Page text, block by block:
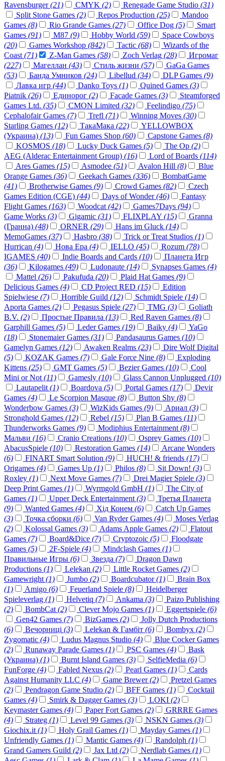
Ravensburger(21) CMYK (2) Renegade Game Studio (31)
Split Stone Games (2) Repos Production (25)
Mandoo
Games (8) Rio Grande Games (27) Office Dog (5)
Smart
Games (91) M87 (9) Hobby World (59)
Space Cowboys
(20)
Games Workshop (842) Tactic (68)
Wizards of the
Coast (71) Z-Man Games (58) Zoch Verlag (28)
Игромаг
(227)
Магеллан (43) Стиль жизни (57)
GaGa Games
(53)
Банда Умников (24) Libellud (34) DLP Games (9)
Лавка игр (44) Danko Toys (1) Quined Games (3)
Piatnik (26) Единорог (2) Facade Games (3)
Steamforged
Games Ltd. (35) CMON Limited (32) Feelindigo (75)
Cephalofair Games (7) Trefl (71) Winning Moves (30)
Starling Games (12) ТакаМака (22)
YELLOWBOX
(Украина) (13) Fun Games Shop (60) Capstone Games (8)
KOSMOS (18) Lucky Duck Games (5) The Op (2)
AEG (Alderac Entertainment Group) (16) Lord of Boards (114)
Ares Games (15) Asmodee (51) Avalon Hill (8)
Blue
Orange Games (36) Geekach Games (336)
BombatGame
(41)
Brotherwise Games (9) Crowd Games (82)
Czech
Games Edition (CGE) (44) Days of Wonder(46)
Fantasy
Flight Games (163) Woodcat (42) Games7Days (94)
Game Works (3) Gigamic (31) FLIXPLAY (15)
Granna
(Гранна) (48) ORNER (29) Hans im Gluck (14)
MemoGames (37) Hasbro (38) Trick or Treat Studios (1)
Hurrican (4) Нова Ера (4) IELLO (45) Rozum (78)
IGAMES (40) Indie Boards and Cards (10)
Планета Игр
(36)
Kilogames (49) Ludonaute (14) Synapses Games (4)
Mattel (26) Pakufuda (20) Plaid Hat Games (9)
Delicious Games (4) CD Project RED (15)
Edition
Spielwiese (7) Horrible Guild (12) Schmidt Spiele (14)
Aporta Games (2) Pegasus Spiele (27) TMG (3)
Goliath
B.V. (2) Простые Правила (13) Red Raven Games (8)
Garphill Games (5) Leder Games (19) Baiky (4)
YaGo
(18)
Stonemaier Games (31) Pandasaurus Games (10)
Gamelyn Games (12) Awaken Realms (23)
Dire Wolf Digital
(5)
KOZAK Games (7) Gale Force Nine (8)
Exploding
Kittens (25) GMT Games (5) Bezier Games (10)
Cool
Mini or Not (11) Gamesly (10) Glass Cannon Unplugged (10)
Lautapelit (1) Boardova (5) Portal Games (17)
Devir
Games (4) Le Scorpion Masque (8) Button Shy (8)
Wonderbow Games (3) WizKids Games (9) Ариал (3)
Stronghold Games (12) Rebel (15) Plan B Games (11)
Thunderworks Games (9) Modiphius Entertainment (8)
Мальви (16) Cranio Creations (10) Osprey Games (10)
AbacusSpiele (10) Restoration Games (14)
Arcane Wonders
(6)
FINART Smart Solution (9) HUCH! & friends (17)
Origames (4) Games Up (1) Philos (8) Sit Down! (3)
Roxley (1) Next Move Games (7) Drei Magier Spiele (3)
Deep Print Games (1) Wyrmgold GmbH (1)
The City of
Games (1) Upper Deck Entertainment (3)
Третья Планета
(9)
Wanted Games (4) Хід Конем (6)
Catch Up Games
(3)
Точка сборки (6) Van Ryder Games (4)
Moses Verlag
(2)
Kolossal Games (3) Adams Apple Games (2)
Flatout
Games (7) Board&Dice (7) Cryptozoic (5)
Floodgate
Games (5) 2F-Spiele (4) Mindclash Games (1)
Правильные Игры (6) Звезда (7)
Dragon Dawn
Productions (1) Lelekan (2) Little Rocket Games (2)
Gamewright (1) Jumbo (2) Boardcubator(1)
Brain Box
(1)
Amigo (6) Feuerland Spiele (8)
Heidelberger
Spieleverlag (1) Helvetiq (7) Ankama (3)
Paizo Publishing
(2)
BombCat (2) Clever Mojo Games (1) Eggertspiele (6)
Gen42 Games (7) BizGames (2)
Jolly Dutch Productions
(6)
Вечорниці (3) Lelekan & Гамбіт (6) Bombyx (2)
Zygomatic (4) Ludus Magnus Studio (4)
Blue Cocker Games
(2)
Runaway Parade Games (1) PSC Games (4)
Bask
(Украина) (1) Burnt Island Games (3) SelfieMedia (6)
FunForge (4) Fabled Nexus (2) Pearl Games (1)
Cards
Against Humanity LLC (4) Game Brewer(2)
Pretzel Games
(2)
Pendragon Game Studio (2) BFF Games (1)
Cocktail
Games (4) Smirk & Dagger Games (3) LOKI (2)
Keymaster Games (4) Paper Fort Games (2)
GRRRE Games
(4)
Strateg (1) Level 99 Games (3) NSKN Games (3)
Giochix.it (1) Holy Grail Games (1) Mayday Games (1)
Unfriendly Games (1) Mantic Games (4) Randolph (1)
Grand Gamers Guild (2) Jax Ltd (2) Nerdlab Games (1)